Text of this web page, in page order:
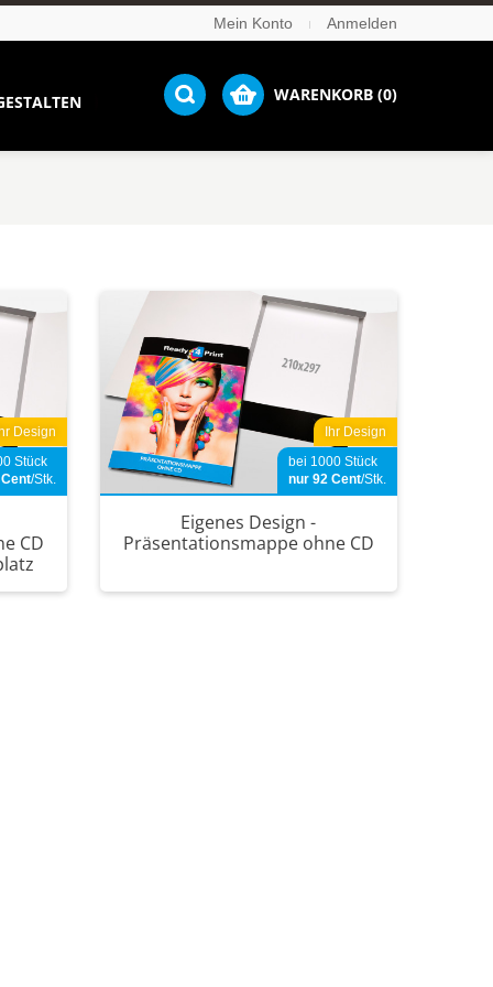
Mein Konto Anmelden
WARENKORB (0)
Design
Stück
Cent/Stk.
CD
Ihr Design
bei 1000 Stück
nur 92 Cent/Stk.
Eigenes Design -
Präsentationsmappe ohne CD